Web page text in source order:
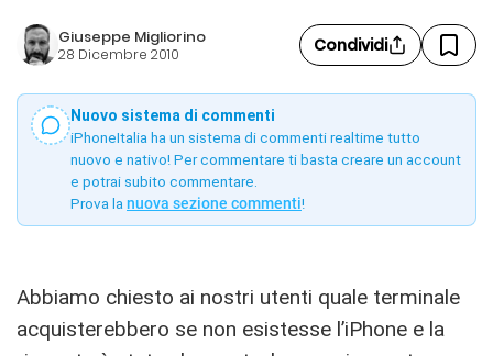
Giuseppe Migliorino
28 Dicembre 2010 Condividi
Nuovo sistema di commenti
iPhoneItalia ha un sistema di commenti realtime tutto
nuovo e nativo! Per commentare ti basta creare un account
e potrai subito commentare.
Prova la nuova sezione commenti!
Abbiamo chiesto ai nostri utenti quale terminale
acquisterebbero se non esistesse l’iPhone e la